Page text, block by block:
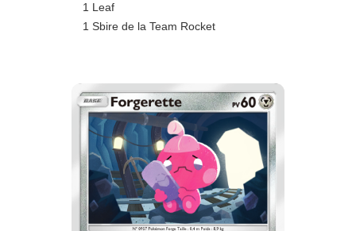
1 Leaf
1 Sbire de la Team Rocket